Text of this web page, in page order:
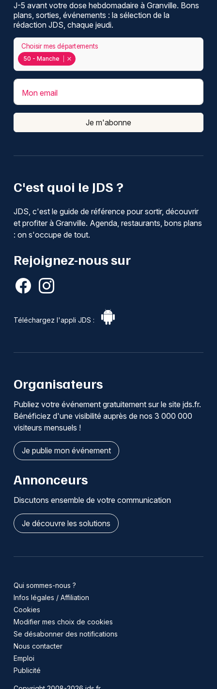
C'est quoi le JDS ?
JDS, c'est le guide de référence pour sortir, découvrir
et profiter à Granville. Agenda, restaurants, bons plans
: on s'occupe de tout.
Rejoignez-nous sur
Téléchargez l'appli JDS :
J-5 avant votre dose hebdomadaire à Granville. Bons
plans, sorties, événements : la sélection de la
rédaction JDS, chaque jeudi.
50 - Manche
Choisir mes départements
Mon email
Je m'abonne
Organisateurs
Publiez votre événement gratuitement sur le site jds.fr.
Bénéficiez d'une visibilité auprès de nos 3 000 000
visiteurs mensuels !
Je publie mon événement
Annonceurs
Discutons ensemble de votre communication
Je découvre les solutions
Qui sommes-nous ?
Infos légales / Affiliation
Cookies
Modifier mes choix de cookies
Se désabonner des notifications
Nous contacter
Emploi
Publicité